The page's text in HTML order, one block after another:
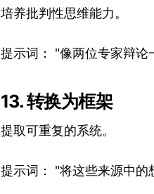
培养批判性思维能力。
提示词： "像两位专家辩论
13. 转换为框架
提取可重复的系统。
提示词： "将这些来源中的